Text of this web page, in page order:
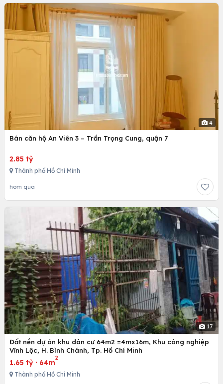
4
Bán căn hộ An Viên 3 – Trần Trọng Cung, quận 7
2.85 tỷ
Thành phố Hồ Chí Minh
hôm qua
17
Đất nền dự án khu dân cư 64m2 =4mx16m, Khu công nghiệp
Vĩnh Lộc, H. Bình Chánh, Tp. Hồ Chí Minh
1.65 tỷ · 64m
2
Thành phố Hồ Chí Minh